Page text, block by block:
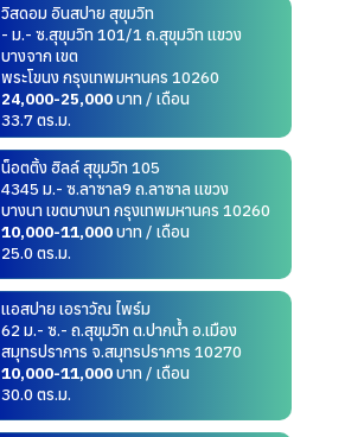
วิสดอม อินสปาย สุขุมวิท
- ม.- ซ.สุขุมวิท 101/1 ถ.สุขุมวิท แขวง
บางจาก เขต
พระโขนง กรุงเทพมหานคร 10260
24,000-25,000บาท / เดือน
33.7 ตร.ม.
น็อตติ้ง ฮิลล์ สุขุมวิท 105
4345 ม.- ซ.ลาซาล9 ถ.ลาซาล แขวง
บางนา เขตบางนา กรุงเทพมหานคร 10260
10,000-11,000บาท / เดือน
25.0 ตร.ม.
แอสปาย เอราวัณ ไพร์ม
62 ม.- ซ.- ถ.สุขุมวิท ต.ปากน้ำ อ.เมือง
สมุทรปราการ จ.สมุทรปราการ 10270
10,000-11,000บาท / เดือน
30.0 ตร.ม.